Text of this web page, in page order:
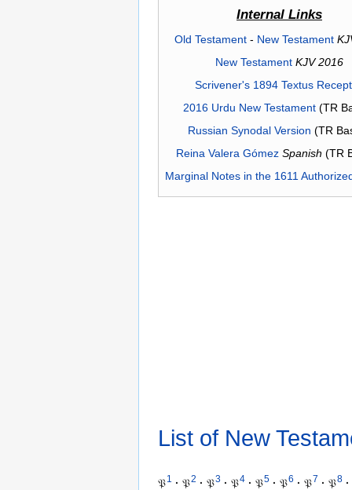
Internal Links
Old Testament- New Testament
New Testament KJV 2016
Scrivener's 1894 Textus
2016 Urdu New Testament(TR
Russian Synodal Version (TR
Reina Valera Gómez Spanish (TR
Marginal Notes in the 1611
List of New
𝔓1 · 𝔓2 · 𝔓3 · 𝔓4 · 𝔓5 · 𝔓6 · 𝔓7 · 𝔓8 ·